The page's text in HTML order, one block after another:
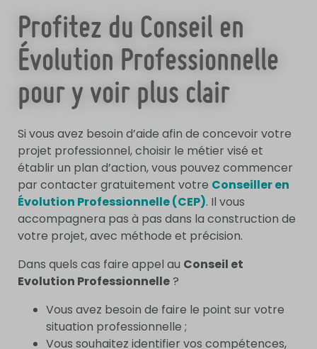
Profitez du Conseil en
Évolution Professionnelle
pour y voir plus clair
Si vous avez besoin d’aide afin de concevoir votre
projet professionnel, choisir le métier visé et
établir un plan d’action, vous pouvez commencer
par contacter gratuitement votre Conseiller en
Évolution Professionnelle (CEP). Il vous
accompagnera pas à pas dans la construction de
votre projet, avec méthode et précision.
Dans quels cas faire appel au Conseil et
Evolution Professionnelle?
Vous avez besoin de faire le point sur votre
situation professionnelle ;
Vous souhaitez identifier vos compétences,